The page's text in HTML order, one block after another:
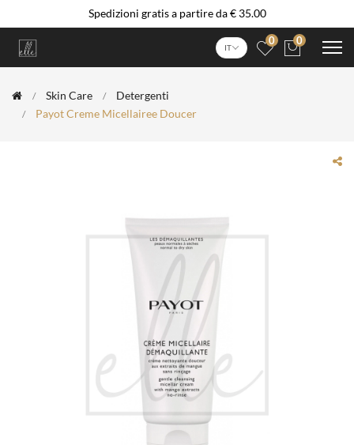
Spedizioni gratis a partire da € 35.00
IT
0 0
Skin Care
Detergenti
Payot Creme Micellairee Doucer